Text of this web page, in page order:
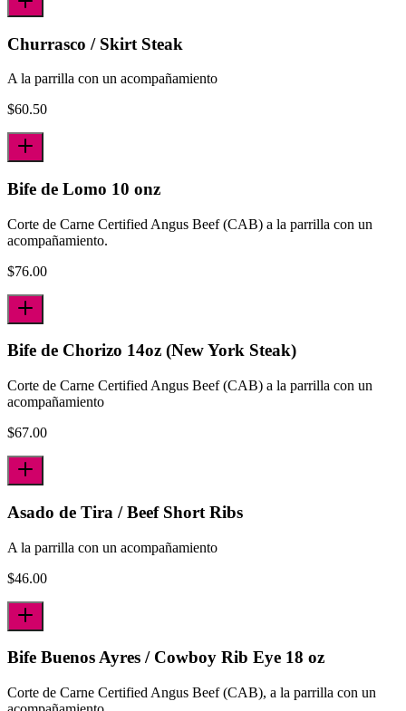
Churrasco / Skirt Steak
A la parrilla con un acompañamiento
$60.50
Bife de Lomo 10 onz
Corte de Carne Certified Angus Beef (CAB) a la parrilla con un
acompañamiento.
$76.00
Bife de Chorizo 14oz (New York Steak)
Corte de Carne Certified Angus Beef (CAB) a la parrilla con un
acompañamiento
$67.00
Asado de Tira / Beef Short Ribs
A la parrilla con un acompañamiento
$46.00
Bife Buenos Ayres / Cowboy Rib Eye 18 oz
Corte de Carne Certified Angus Beef (CAB), a la parrilla con un